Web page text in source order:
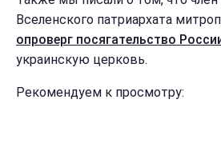
Вселенского патриархата
опроверг посягательство
украинскую церковь.
Рекомендуем к просмотру: